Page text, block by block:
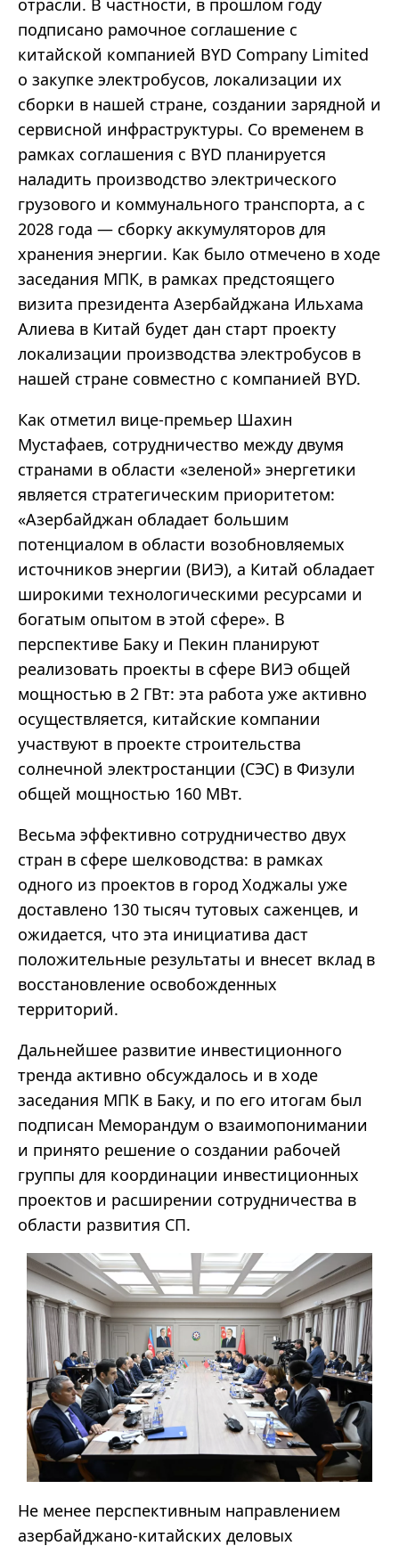
подписано рамочное соглашение с
китайской компанией BYD Company Limited
о закупке электробусов, локализации их
сборки в нашей стране, создании зарядной и
сервисной инфраструктуры. Со временем в
рамках соглашения с BYD планируется
наладить производство электрического
грузового и коммунального транспорта, а с
2028 года — сборку аккумуляторов для
хранения энергии. Как было отмечено в ходе
заседания МПК, в рамках предстоящего
визита президента Азербайджана Ильхама
Алиева в Китай будет дан старт проекту
локализации производства электробусов в
нашей стране совместно с компанией BYD.
Как отметил вице-премьер Шахин
Мустафаев, сотрудничество между двумя
странами в области «зеленой» энергетики
является стратегическим приоритетом:
«Азербайджан обладает большим
потенциалом в области возобновляемых
источников энергии (ВИЭ), а Китай обладает
широкими технологическими ресурсами и
богатым опытом в этой сфере». В
перспективе Баку и Пекин планируют
реализовать проекты в сфере ВИЭ общей
мощностью в 2 ГВт: эта работа уже активно
осуществляется, китайские компании
участвуют в проекте строительства
солнечной электростанции (СЭС) в Физули
общей мощностью 160 МВт.
Весьма эффективно сотрудничество двух
стран в сфере шелководства: в рамках
одного из проектов в город Ходжалы уже
доставлено 130 тысяч тутовых саженцев, и
ожидается, что эта инициатива даст
положительные результаты и внесет вклад в
восстановление освобожденных
территорий.
Дальнейшее развитие инвестиционного
тренда активно обсуждалось и в ходе
заседания МПК в Баку, и по его итогам был
подписан Меморандум о взаимопонимании
и принято решение о создании рабочей
группы для координации инвестиционных
проектов и расширении сотрудничества в
области развития СП.
Не менее перспективным направлением
азербайджано-китайских деловых